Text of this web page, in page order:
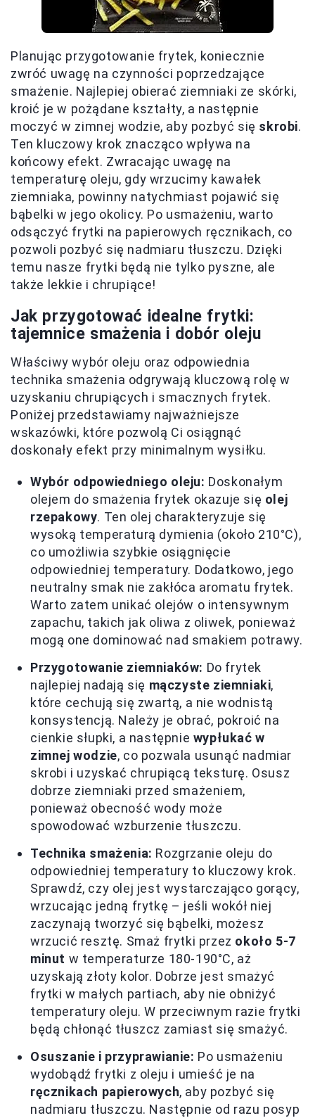
Planując przygotowanie frytek, koniecznie
zwróć uwagę na czynności poprzedzające
smażenie. Najlepiej obierać ziemniaki ze skórki,
kroić je w pożądane kształty, a następnie
moczyć w zimnej wodzie, aby pozbyć się skrobi.
Ten kluczowy krok znacząco wpływa na
końcowy efekt. Zwracając uwagę na
temperaturę oleju, gdy wrzucimy kawałek
ziemniaka, powinny natychmiast pojawić się
bąbelki w jego okolicy. Po usmażeniu, warto
odsączyć frytki na papierowych ręcznikach, co
pozwoli pozbyć się nadmiaru tłuszczu. Dzięki
temu nasze frytki będą nie tylko pyszne, ale
także lekkie i chrupiące!
Jak przygotować idealne frytki:
tajemnice smażenia i dobór oleju
Właściwy wybór oleju oraz odpowiednia
technika smażenia odgrywają kluczową rolę w
uzyskaniu chrupiących i smacznych frytek.
Poniżej przedstawiamy najważniejsze
wskazówki, które pozwolą Ci osiągnąć
doskonały efekt przy minimalnym wysiłku.
Wybór odpowiedniego oleju: Doskonałym
olejem do smażenia frytek okazuje się olej
rzepakowy. Ten olej charakteryzuje się
wysoką temperaturą dymienia (około 210°C),
co umożliwia szybkie osiągnięcie
odpowiedniej temperatury. Dodatkowo, jego
neutralny smak nie zakłóca aromatu frytek.
Warto zatem unikać olejów o intensywnym
zapachu, takich jak oliwa z oliwek, ponieważ
mogą one dominować nad smakiem potrawy.
Przygotowanie ziemniaków: Do frytek
najlepiej nadają się mączyste ziemniaki,
które cechują się zwartą, a nie wodnistą
konsystencją. Należy je obrać, pokroić na
cienkie słupki, a następnie wypłukać w
zimnej wodzie, co pozwala usunąć nadmiar
skrobi i uzyskać chrupiącą teksturę. Osusz
dobrze ziemniaki przed smażeniem,
ponieważ obecność wody może
spowodować wzburzenie tłuszczu.
Technika smażenia: Rozgrzanie oleju do
odpowiedniej temperatury to kluczowy krok.
Sprawdź, czy olej jest wystarczająco gorący,
wrzucając jedną frytkę – jeśli wokół niej
zaczynają tworzyć się bąbelki, możesz
wrzucić resztę. Smaż frytki przez około 5-7
minut w temperaturze 180-190°C, aż
uzyskają złoty kolor. Dobrze jest smażyć
frytki w małych partiach, aby nie obniżyć
temperatury oleju. W przeciwnym razie frytki
będą chłonąć tłuszcz zamiast się smażyć.
Osuszanie i przyprawianie: Po usmażeniu
wydobądź frytki z oleju i umieść je na
ręcznikach papierowych, aby pozbyć się
nadmiaru tłuszczu. Następnie od razu posyp